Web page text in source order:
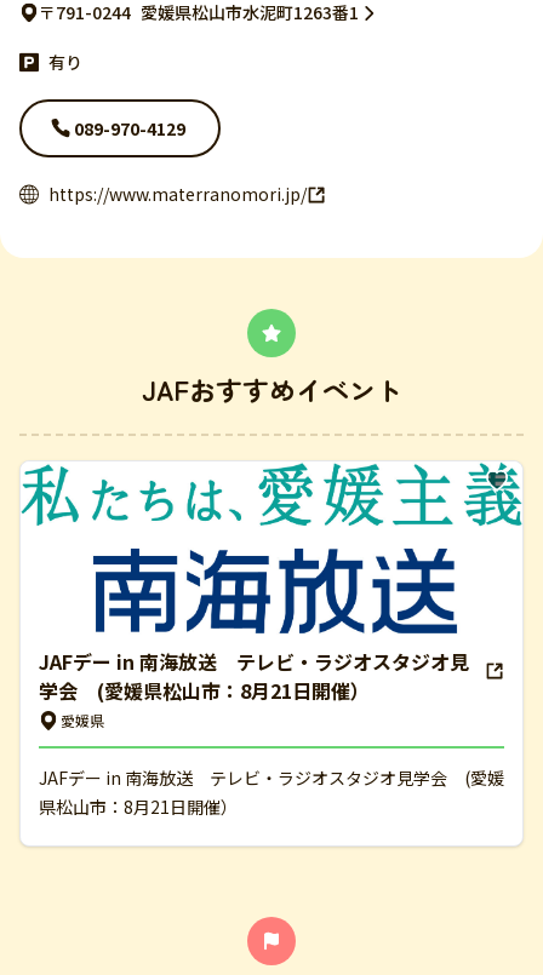
〒791-0244 愛媛県松山市水泥町1263番1
有り
089-970-4129
https://www.materranomori.jp/
JAFおすすめイベント
JAFデー in 南海放送 テレビ・ラジオスタジオ見
学会 (愛媛県松山市：8月21日開催）
愛媛県
JAFデー in 南海放送 テレビ・ラジオスタジオ見学会 (愛媛
県松山市：8月21日開催）